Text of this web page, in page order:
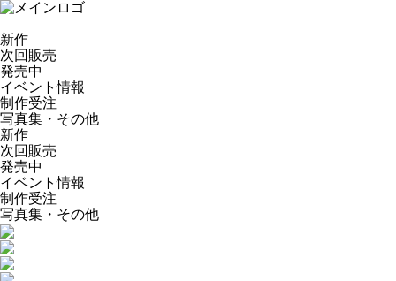
新作
次回販売
発売中
イベント情報
制作受注
写真集・その他
新作
次回販売
発売中
イベント情報
制作受注
写真集・その他